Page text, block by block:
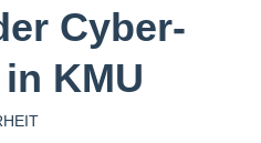
Cyber-
KMU